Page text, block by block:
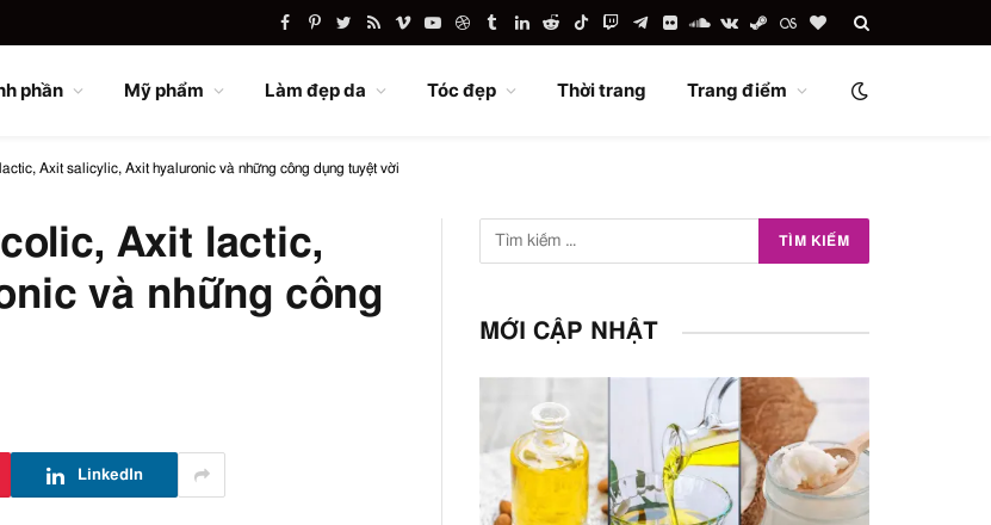
FacebookPinterest
TwitterRSSVimeoYouTube
Dribbble
TumblrLinkedIn
RedditTikTokTwitchTelegram
FlickrSoundCloud
VKontakte
SteamLast.fmBlogLovin
phần Mỹ phẩm Làm đẹp da Tóc đẹp Thời trang Trang điểm
Axit salicylic, Axit hyaluronic và những công dụng tuyệt vời
Axit lactic,
và những công
LinkedIn
MỚI CẬP NHẬT